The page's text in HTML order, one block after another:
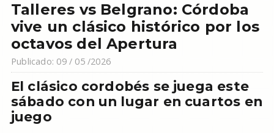
Talleres vs Belgrano: Córdoba
vive un clásico histórico por los
octavos del Apertura
Publicado: 09 / 05 /2026
El clásico cordobés se juega este
sábado con un lugar en cuartos en
juego